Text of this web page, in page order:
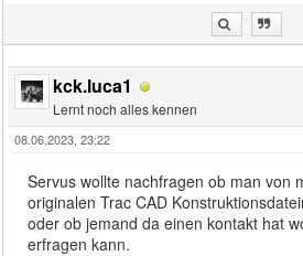
kck.luca1
Lernt noch alles kennen
08.06.2023, 23:22
Servus wollte nachfragen ob man von
originalen Trac CAD
oder ob jemand da einen kontakt hat
erfragen kann.